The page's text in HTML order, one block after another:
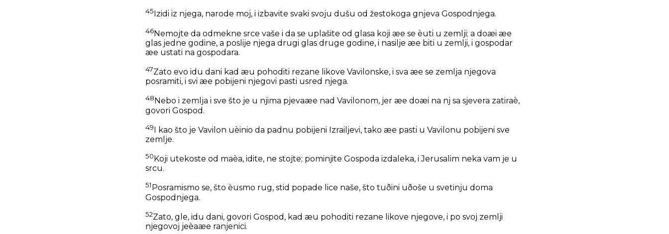
45 Izidi iz njega, narode moj, i izbavite svaki svoju dušu od žestokoga gnjeva Gospodnjega.
46Nemojte da odmekne srce vaše i da se uplašite od glasa koji æe se èuti u zemlji; a doæi æe
glas jedne godine, a poslije njega drugi glas druge godine, i nasilje æe biti u zemlji, i gospodar
æe ustati na gospodara.
47Zato evo idu dani kad æu pohoditi rezane likove Vavilonske, i sva æe se zemlja njegova
posramiti, i svi æe pobijeni njegovi pasti usred njega.
48 Nebo i zemlja i sve što je u njima pjevaæe nad Vavilonom, jer æe doæi na nj sa sjevera zatiraè,
govori Gospod.
49I kao što je Vavilon uèinio da padnu pobijeni Izrailjevi, tako æe pasti u Vavilonu pobijeni sve
zemlje.
50 Koji utekoste od maèa, idite, ne stojte; pominjite Gospoda izdaleka, i Jerusalim neka vam je u
srcu.
51 Posramismo se, što èusmo rug, stid popade lice naše, što tuðini uðoše u svetinju doma
Gospodnjega.
52Zato, gle, idu dani, govori Gospod, kad æu pohoditi rezane likove njegove, i po svoj zemlji
njegovoj jeèaæe ranjenici.